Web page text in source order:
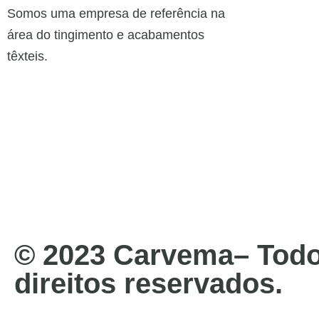
Somos uma empresa de referência na
área do tingimento e acabamentos
têxteis.
© 2023 Carvema–
direitos reservados.